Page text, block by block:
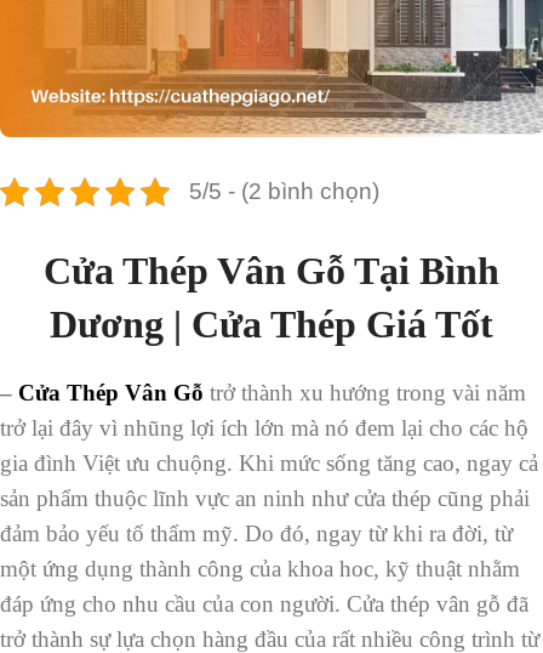
5/5 - (2 bình chọn)
Cửa Thép Vân Gỗ Tại Bình
Dương | Cửa Thép Giá Tốt
– Cửa Thép Vân Gỗ trở thành xu hướng trong vài năm
trở lại đây vì nhũng lợi ích lớn mà nó đem lại cho các hộ
gia đình Việt ưu chuộng. Khi mức sống tăng cao, ngay cả
sản phẩm thuộc lĩnh vực an ninh như cửa thép cũng phải
đảm bảo yếu tố thẩm mỹ. Do đó, ngay từ khi ra đời, từ
một ứng dụng thành công của khoa hoc, kỹ thuật nhằm
đáp ứng cho nhu cầu của con người. Cửa thép vân gỗ đã
trở thành sự lựa chọn hàng đầu của rất nhiều công trình từ